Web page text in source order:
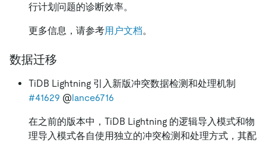
行计划问题的诊断效率。
更多信息，请参考用户文档。
数据迁移
TiDB Lightning 引入新版冲突数据检测和处理机制
#41629 @lance6716
在之前的版本中，TiDB Lightning 的逻辑导入模式和物
理导入模式各自使用独立的冲突检测和处理方式，其配